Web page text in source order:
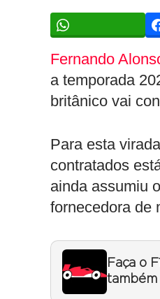
Fernando
a temporada
britânico vai
Para esta
contratados
ainda assumiu
fornecedora de
Faça o
também